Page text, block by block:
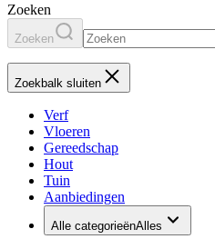
Zoeken
Zoeken
Zoekbalk sluiten
Verf
Vloeren
Gereedschap
Hout
Tuin
Aanbiedingen
Alle categorieënAlles